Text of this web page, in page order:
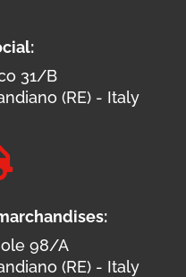
31/B
(RE) - Italy
98/A
(RE) - Italy